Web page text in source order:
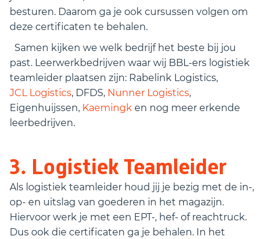
besturen. Daarom ga je ook cursussen volgen om
deze certificaten te behalen.
Samen kijken we welk bedrijf het beste bij jou
past. Leerwerkbedrijven waar wij BBL-ers logistiek
teamleider plaatsen zijn: Rabelink Logistics,
JCL Logistics, DFDS, Nunner Logistics,
Eigenhuijssen, Kaemingk en nog meer erkende
leerbedrijven.
3. Logistiek Teamleider
Als logistiek teamleider houd jij je bezig met de in-,
op- en uitslag van goederen in het magazijn.
Hiervoor werk je met een EPT-, hef- of reachtruck.
Dus ook die certificaten ga je behalen. In het